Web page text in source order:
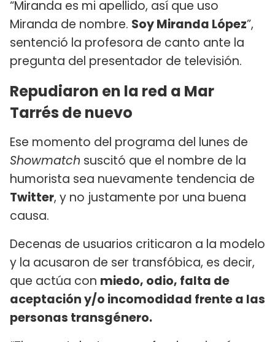
“Miranda es mi apellido, así que uso
Miranda de nombre. Soy Miranda López”,
sentenció la profesora de canto ante la
pregunta del presentador de televisión.
Repudiaron en la red a Mar
Tarrés de nuevo
Ese momento del programa del lunes de
Showmatch suscitó que el nombre de la
humorista sea nuevamente tendencia de
Twitter, y no justamente por una buena
causa.
Decenas de usuarios criticaron a la modelo
y la acusaron de ser transfóbica, es decir,
que actúa con miedo, odio, falta de
aceptación y/o incomodidad frente a las
personas transgénero.